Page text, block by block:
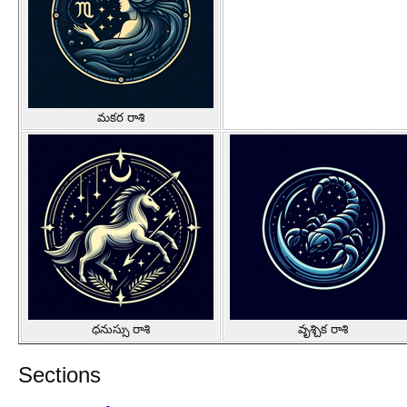
మకర రాశి
ధనుస్సు రాశి వృశ్చిక రాశి
Sections